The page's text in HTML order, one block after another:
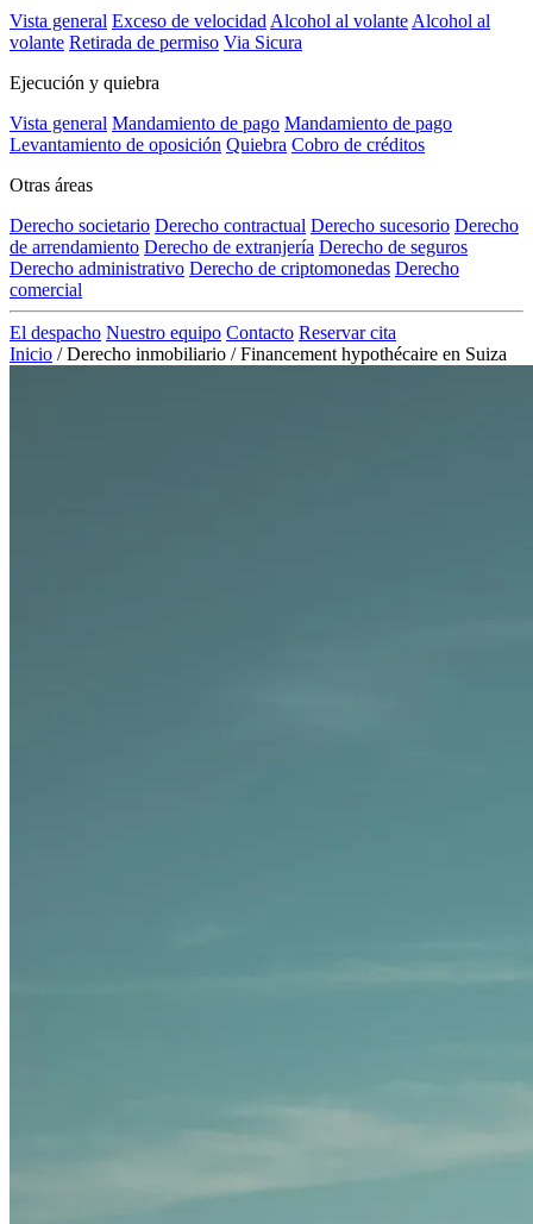
Vista general Exceso de velocidad Alcohol al volante Alcohol al
volante Retirada de permiso Via Sicura
Ejecución y quiebra
Vista general Mandamiento de pago Mandamiento de pago
Levantamiento de oposición Quiebra Cobro de créditos
Otras áreas
Derecho societario Derecho contractual Derecho sucesorio Derecho
de arrendamiento Derecho de extranjería Derecho de seguros
Derecho administrativo Derecho de criptomonedas Derecho
comercial
El despacho Nuestro equipo Contacto Reservar cita
Inicio / Derecho inmobiliario / Financement hypothécaire en Suiza